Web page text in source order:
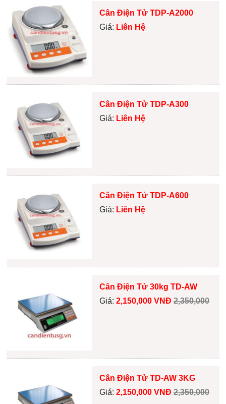
Cân Điện Tử TDP-A2000
Giá: Liên Hệ
Cân Điện Tử TDP-A300
Giá: Liên Hệ
Cân Điện Tử TDP-A600
Giá: Liên Hệ
Cân Điện Tử 30kg TD-AW
Giá: 2,150,000 VNĐ 2,350,000
Cân Điện Tử TD-AW 3KG
Giá: 2,150,000 VNĐ 2,350,000